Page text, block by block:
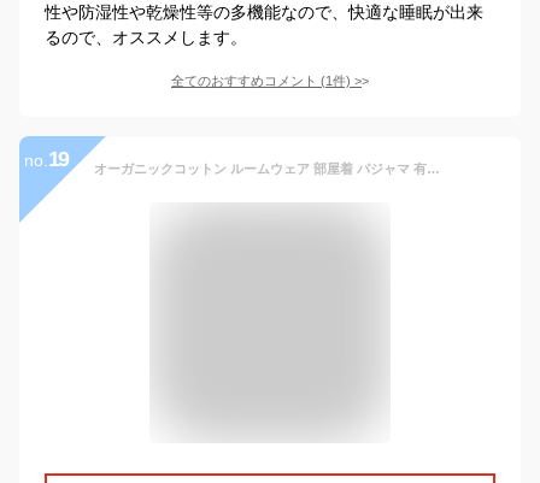
性や防湿性や乾燥性等の多機能なので、快適な睡眠が出来
るので、オススメします。
全てのおすすめコメント (1件) >
no. 19 オーガニックコットン ルームウェア 部屋着 パジャマ 有機栽培 綿100％ 上下セット 半袖 ブラック